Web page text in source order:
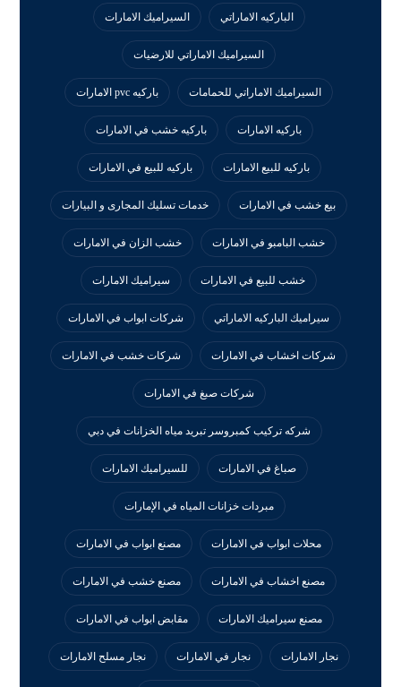
الباركيه الاماراتي السيراميك الامارات
السيراميك الاماراتي للارضيات
السيراميك الاماراتي للحمامات باركيه pvc الامارات
باركيه الامارات باركيه خشب في الامارات
باركيه للبيع الامارات باركيه للبيع في الامارات
بيع خشب في الامارات خدمات تسليك المجارى و البيارات
خشب البامبو في الامارات خشب الزان في الامارات
خشب للبيع في الامارات سيراميك الامارات
سيراميك الباركيه الاماراتي شركات ابواب في الامارات
شركات اخشاب في الامارات شركات خشب في الامارات
شركات صبغ في الامارات
شركه تركيب كمبروسر تبريد مياه الخزانات في دبي
صباغ في الامارات للسيراميك الامارات
مبردات خزانات المياه في الإمارات
محلات ابواب في الامارات مصنع ابواب في الامارات
مصنع اخشاب في الامارات مصنع خشب في الامارات
مصنع سيراميك الامارات مقابض ابواب في الامارات
نجار الامارات نجار في الامارات نجار مسلح الامارات